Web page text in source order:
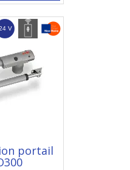
portail